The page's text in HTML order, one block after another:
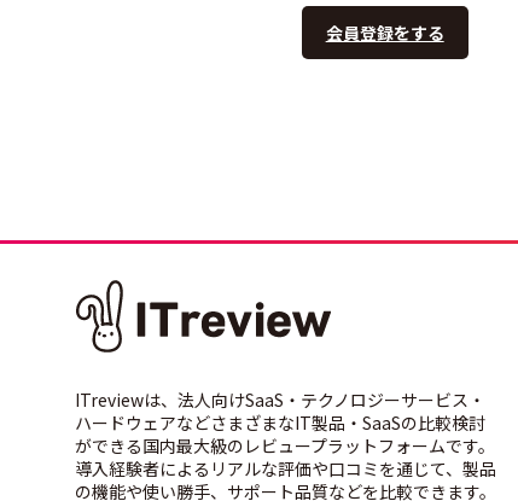
会員登録をする
ITreviewは、法人向けSaaS・テクノロジーサービス・
ハードウェアなどさまざまなIT製品・SaaSの比較検討
ができる国内最大級のレビュープラットフォームです。
導入経験者によるリアルな評価や口コミを通じて、製品
の機能や使い勝手、サポート品質などを比較できます。